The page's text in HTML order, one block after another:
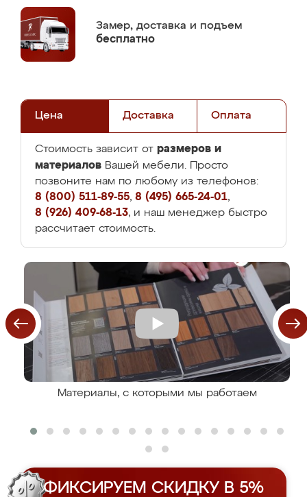
Замер, доставка и подъем
бесплатно
Цена Доставка Оплата
Стоимость зависит от размеров и
материалов Вашей мебели. Просто
позвоните нам по любому из телефонов:
8 (800) 511-89-55, 8 (495) 665-24-01,
8 (926) 409-68-13, и наш менеджер быстро
рассчитает стоимость.
Материалы, с которыми мы работаем
ФИКСИРУЕМ СКИДКУ В 5%